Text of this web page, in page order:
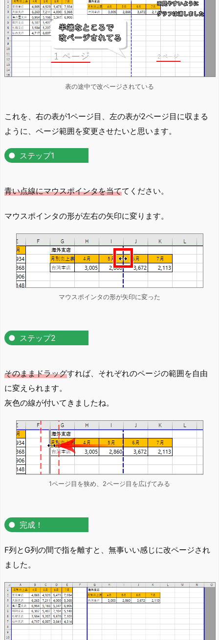
表の途中で改ページされている
これを、右の表が1ページ目、左の表が2ページ目に収まる
ように、ページ範囲を変更させたいと思います。
ステップ1
青い点線にマウスポインタを当ててください。
マウスポインタの形が左右の矢印に変ります。
マウスポインタの形が矢印に変った
ステップ2
そのままドラッグすれば、それぞれのページの範囲を自由
に変えられます。
灰色の線が付いてきましたね。
1ページ目を狭め、2ページ目を広げてみる
完成！
F列とG列の間で指を離すと、無事いい感じに改ページされ
ました。